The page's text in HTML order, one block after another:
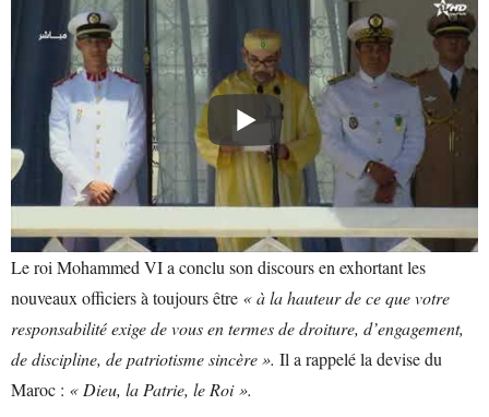
Le roi Mohammed VI a conclu son discours en exhortant les
nouveaux officiers à toujours être « à la hauteur de ce que votre
responsabilité exige de vous en termes de droiture, d’engagement,
de discipline, de patriotisme sincère ». Il a rappelé la devise du
Maroc : « Dieu, la Patrie, le Roi ».